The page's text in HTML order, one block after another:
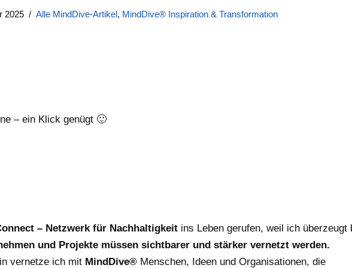
2025 Alle MindDive-Artikel, MindDive® Inspiration & Transformation
– ein Klick genügt 🙂
– Netzwerk für Nachhaltigkeitins Leben gerufen, weil ich überzeugt
und Projekte müssen sichtbarer und stärker vernetzt werden.
vernetze ich mit MindDive®Menschen, Ideen und Organisationen, die